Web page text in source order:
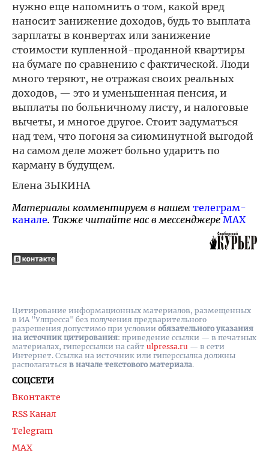
нужно еще напомнить о том, какой вред
наносит занижение доходов, будь то выплата
зарплаты в конвертах или занижение
стоимости купленной-проданной квартиры
на бумаге по сравнению с фактической. Люди
много теряют, не отражая своих реальных
доходов, — это и уменьшенная пенсия, и
выплаты по больничному листу, и налоговые
вычеты, и многое другое. Стоит задуматься
над тем, что погоня за сиюминутной выгодой
на самом деле может больно ударить по
карману в будущем.
Елена ЗЫКИНА
Материалы комментируем в нашем телеграм-
канале. Также читайте нас в мессенджере MAX
СОЦСЕТИ
Вконтакте
RSS Канал
Telegram
MAX
Цитирование информационных материалов, размещенных
в ИА "Улпресса" без получения предварительного
разрешения допустимо при условии обязательного указания
на источник цитирования: приведение ссылки — в печатных
материалах, гиперссылки на cайт ulpressa.ru — в сети
Интернет. Ссылка на источник или гиперссылка должны
располагаться в начале текстового материала.